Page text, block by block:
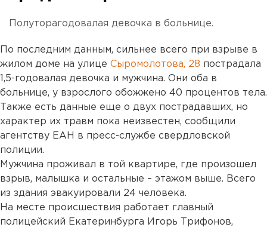
Полуторагодовалая девочка в больнице.
По последним данным, сильнее всего при взрыве в
жилом доме на улице Сыромолотова, 28 пострадала
1,5-годовалая девочка и мужчина. Они оба в
больнице, у взрослого обожжено 40 процентов тела.
Также есть данные еще о двух пострадавших, но
характер их травм пока неизвестен, сообщили
агентству ЕАН в пресс-службе свердловской
полиции.
Мужчина проживал в той квартире, где произошел
взрыв, малышка и остальные – этажом выше. Всего
из здания эвакуировали 24 человека.
На месте происшествия работает главный
полицейский Екатеринбурга Игорь Трифонов,